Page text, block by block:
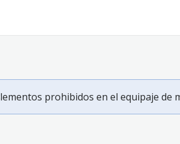
prohibidos en el equipaje de